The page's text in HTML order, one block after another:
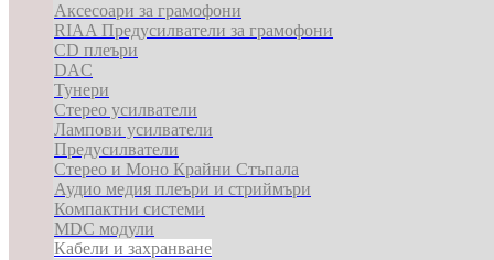
Аксесоари за грамофони
RIAA Предусилватели за грамофони
CD плеъри
DAC
Тунери
Стерео усилватели
Лампови усилватели
Предусилватели
Стерео и Моно Крайни Стъпала
Аудио медия плеъри и стриймъри
Компактни системи
MDC модули
Кабели и захранване